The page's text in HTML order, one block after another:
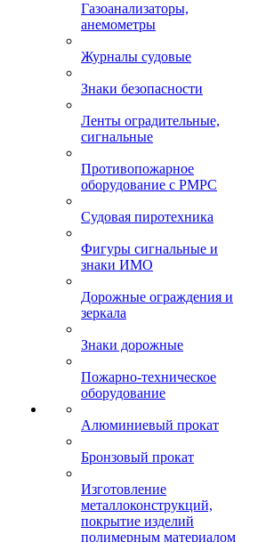
Газоанализаторы,
анемометры
Журналы судовые
Знаки безопасности
Ленты оградительные,
сигнальные
Противопожарное
оборудование с РМРС
Судовая пиротехника
Фигуры сигнальные и
знаки ИМО
Дорожные ограждения и
зеркала
Знаки дорожные
Пожарно-техническое
оборудование
Алюминиевый прокат
Бронзовый прокат
Изготовление
металлоконструкций,
покрытие изделий
полимерным материалом